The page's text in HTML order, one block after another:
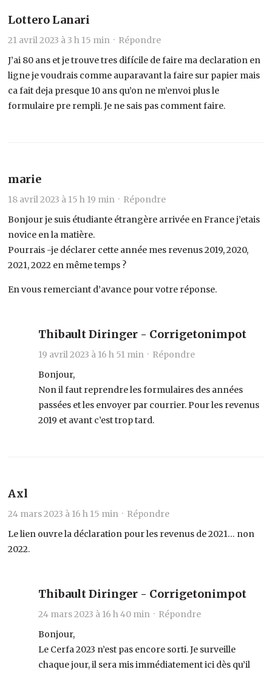
Lottero Lanari
21 avril 2023 à 3 h 15 min · Répondre
J’ai 80 ans et je trouve tres difícile de faire ma declaration en
ligne je voudrais comme auparavant la faire sur papier mais
ca fait deja presque 10 ans qu’on ne m’envoi plus le
formulaire pre rempli. Je ne sais pas comment faire.
marie
18 avril 2023 à 15 h 19 min · Répondre
Bonjour je suis étudiante étrangère arrivée en France j’etais
novice en la matière.
Pourrais -je déclarer cette année mes revenus 2019, 2020,
2021, 2022 en même temps ?
En vous remerciant d’avance pour votre réponse.
Thibault Diringer - Corrigetonimpot
19 avril 2023 à 16 h 51 min · Répondre
Bonjour,
Non il faut reprendre les formulaires des années
passées et les envoyer par courrier. Pour les revenus
2019 et avant c’est trop tard.
Axl
24 mars 2023 à 16 h 15 min · Répondre
Le lien ouvre la déclaration pour les revenus de 2021… non
2022.
Thibault Diringer - Corrigetonimpot
24 mars 2023 à 16 h 40 min · Répondre
Bonjour,
Le Cerfa 2023 n’est pas encore sorti. Je surveille
chaque jour, il sera mis immédiatement ici dès qu’il